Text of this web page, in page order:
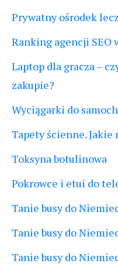
Prywatny ośrodek
Ranking agencji SEO
Laptop dla gracza –
zakupie?
Wyciągarki do
Tapety ścienne. Jakie
Toksyna botulinowa
Pokrowce i etui do
Tanie busy do
Tanie busy do
Tanie busy do